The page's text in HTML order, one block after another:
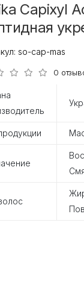
Capixyl
so-cap-mas
0